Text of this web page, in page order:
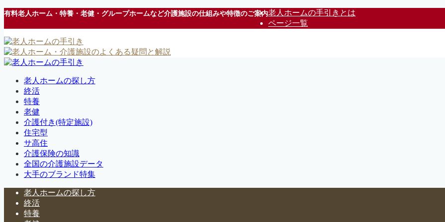
有料老人ホーム・特養・老健・グループホームなど介護施設の仕組みや特徴のご案内老人ホームの手引きとは
ページ一覧
老人ホームの探し方
終活
特養
老健
介護付き(特定施設)
住宅型
サ高住
介護保険の知識
全国の介護施設データ
大手のブランド特集
老人ホームの探し方
終活
特養